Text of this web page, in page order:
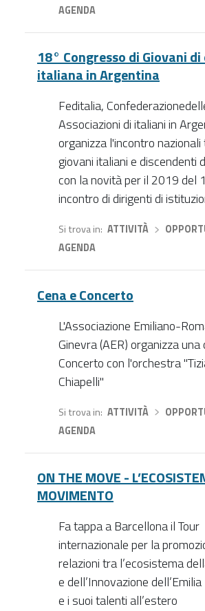
AGENDA
18° Congresso di Giovani
italiana in Argentina
Feditalia,
Associazioni di italiani in
organizza l'incontro
giovani italiani e discendenti
con la novità per il 2019 del
incontro di dirigenti di
Si trova in ATTIVITÀ›
AGENDA
Cena e Concerto
L'Associazione Emiliano-
Ginevra (AER) organizza una
Concerto con l'orchestra
Chiapelli"
Si trova in ATTIVITÀ›
AGENDA
ON THE MOVE -
MOVIMENTO
Fa tappa a Barcellona il Tour
internazionale per la
relazioni tra l’ecosistema
e dell’Innovazione
e i suoi talenti all’estero